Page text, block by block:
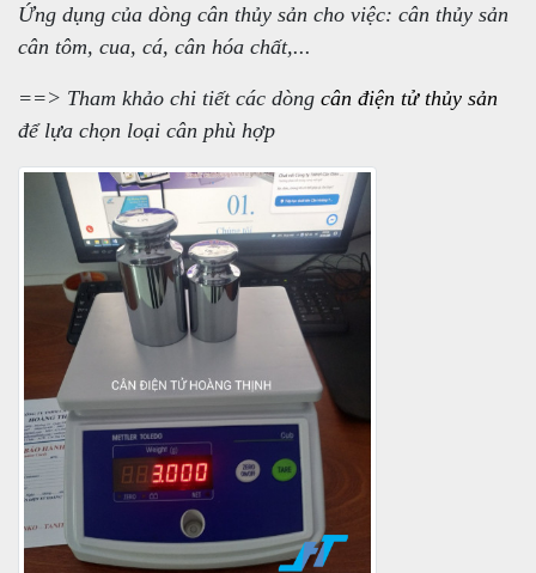
Ứng dụng của dòng cân thủy sản cho việc: cân thủy sản
cân tôm, cua, cá, cân hóa chất,...
==> Tham khảo chi tiết các dòng cân điện tử thủy sản
để lựa chọn loại cân phù hợp